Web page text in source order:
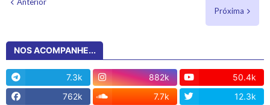
Anterior
Próxima
NOS ACOMPANHE...
7.3k 882k
50.4k
762k
7.7k 12.3k